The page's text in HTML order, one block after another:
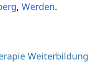
,
.
Weiterbildung